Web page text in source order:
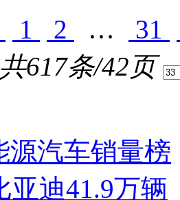
1 2 … 31
共617条/42页